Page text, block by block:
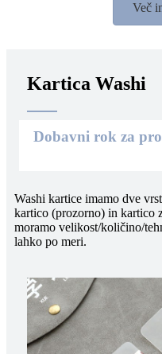
Več
Kartica Washi
Dobavni rok za
Washi kartice imamo dve
kartico (prozorno) in kartico
moramo velikost/količino/
lahko po meri.